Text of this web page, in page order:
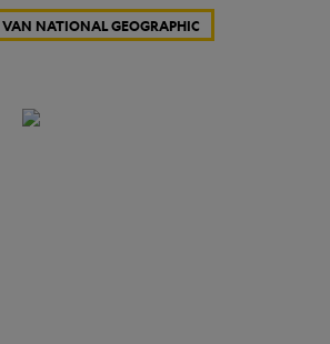
VAN NATIONAL GEOGRAPHIC